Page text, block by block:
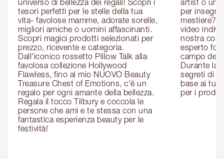
universo di bellezza dei regali! Scopri i
tesori perfetti per le stelle della tua
vita- favolose mamme, adorate sorelle,
migliori amiche o uomini affascinanti.
Scopri magici prodotti selezionati per
prezzo, ricevente e categoria.
Dall'iconico rossetto Pillow Talk alla
favolosa collezione Hollywood
Flawless, fino al mio NUOVO Beauty
Treasure Chest of Emotions, c'è un
regalo per ogni amante della bellezza.
Regala il tocco Tilbury e coccola le
persone che ami e te stessa con una
fantastica esperienza beauty per le
festività!
artist o un
per
mestiere?
video
nostra
esperto
campo del
Durante la
segreti di
base ai
per i